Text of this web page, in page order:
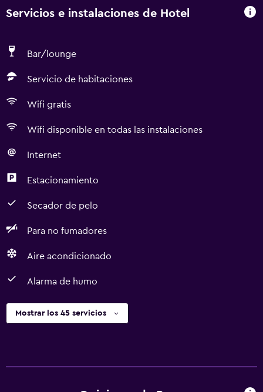
Servicios e instalaciones de Hotel
Bar/lounge
Servicio de habitaciones
Wifi gratis
Wifi disponible en todas las instalaciones
Internet
Estacionamiento
Secador de pelo
Para no fumadores
Aire acondicionado
Alarma de humo
Mostrar los 45 servicios